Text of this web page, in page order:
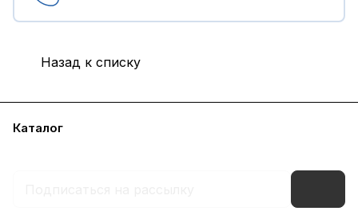
Назад к списку
Каталог